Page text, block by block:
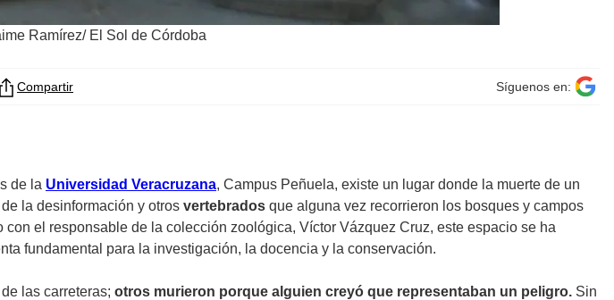
Ramírez/ El Sol de Córdoba
Compartir Síguenos en:
de la Universidad Veracruzana, Campus Peñuela, existe un lugar donde la muerte de un
la desinformación y otros vertebrados que alguna vez recorrieron los bosques y campos
el responsable de la colección zoológica, Víctor Vázquez Cruz, este espacio se ha
fundamental para la investigación, la docencia y la conservación.
las carreteras; otros murieron porque alguien creyó que representaban un peligro. Sin